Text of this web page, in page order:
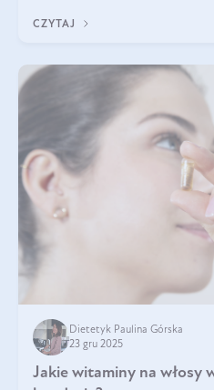
CZYTAJ
Dietetyk Paulina Górska
23 gru 2025
Jakie witaminy na włosy